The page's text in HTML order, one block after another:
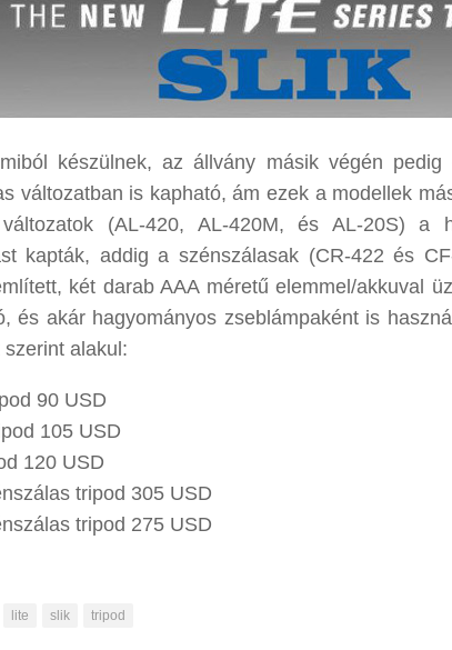
készülnek, az állvány másik végén
változatban is kapható, ám ezek a modellek
(AL-420, AL-420M, és AL-20S) a
kapták, addig a szénszálasak (CR-422 és
két darab AAA méretű elemmel/akkuval
és akár hagyományos zseblámpaként is
alakul:
90 USD
105 USD
120 USD
tripod 305 USD
tripod 275 USD
lite slik tripod